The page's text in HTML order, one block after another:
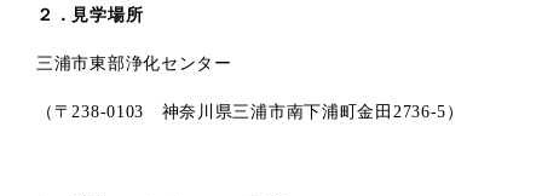
２．見学場所
三浦市東部浄化センター
（〒238-0103 神奈川県三浦市南下浦町金田2736-5）